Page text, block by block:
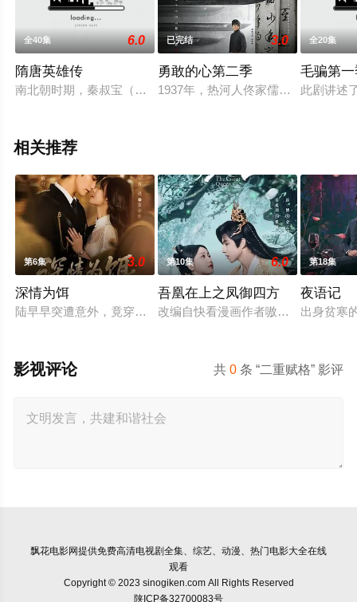
全40集 6.0
隋唐英雄传
南北朝时期，秦叔宝（黄海冰饰）幼年父亲便惨遭杀害，更目睹
已完结 3.0
勇敢的心第二季
1937年，热河人佟家儒（杨志刚饰
全20集
毛骗第
此剧讲述
相关推荐
第6集 3.0
深情为饵
陆早早突遭意外，竟穿越成民国少夫人苏沐晚，醒来，却是丈
第10集 6.0
吾凰在上之凤御四方
改编自快看漫画作者嗷小泽的独家连
第18集
夜语记
出身贫寒
共0 条 “二重赋格” 影评
影视评论
飘花电影网提供免费高清电视剧全集、综艺、动漫、热门电影大全在线
观看
Copyright © 2023 sinogiken.com All Rights Reserved
陕ICP备32700083号